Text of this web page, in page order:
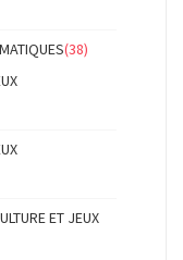
(38)
ET JEUX